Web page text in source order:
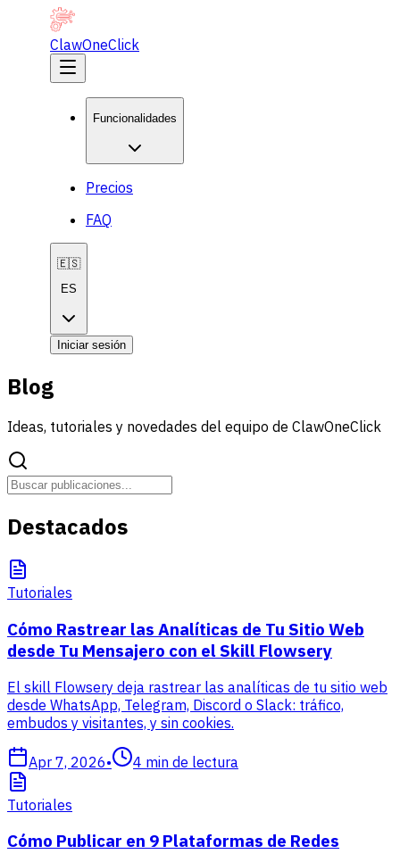
ClawOneClick
Funcionalidades
Precios
FAQ
🇪🇸
ES
Iniciar sesión
Blog
Ideas, tutoriales y novedades del equipo de ClawOneClick
Destacados
Tutoriales
Cómo Rastrear las Analíticas de Tu Sitio Web
desde Tu Mensajero con el Skill Flowsery
El skill Flowsery deja rastrear las analíticas de tu sitio web
desde WhatsApp, Telegram, Discord o Slack: tráfico,
embudos y visitantes, y sin cookies.
Apr 7, 2026• 4 min de lectura
Tutoriales
Cómo Publicar en 9 Plataformas de Redes